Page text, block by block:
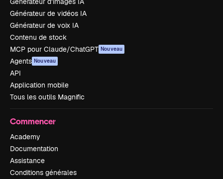
Générateur de vidéos IA
Générateur de voix IA
Contenu de stock
MCP pour Claude/ChatGPT Nouveau
Agents Nouveau
API
Application mobile
Tous les outils Magnific
Commencer
Academy
Documentation
Assistance
Conditions générales